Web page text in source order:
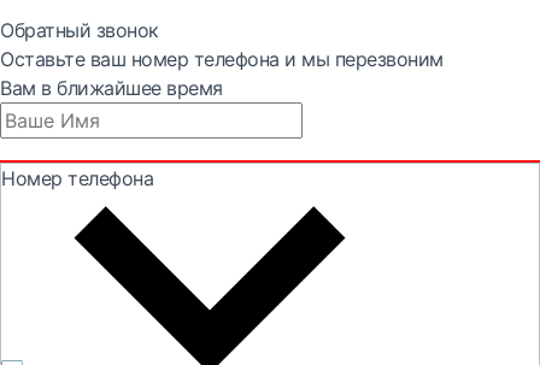
Обратный звонок
Оставьте ваш номер телефона и мы перезвоним
Вам в ближайшее время
Номер телефона